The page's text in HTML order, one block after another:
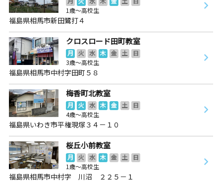
1歳～高校生
福島県相馬市新田鷺打４
クロスロード田町教室
月 火 水 木 金 土
日
3歳～高校生
福島県相馬市中村字田町５８
梅香町北教室
月 火 水 木 金 土
日
4歳～高校生
福島県いわき市平権現塚３４－１０
桜丘小前教室
月 火 水 木 金 土
日
1歳～高校生
福島県相馬市中村字 川沼 ２２５－１